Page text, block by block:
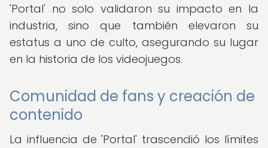
'Portal' no solo validaron su impacto en la
industria, sino que también elevaron su
estatus a uno de culto, asegurando su lugar
en la historia de los videojuegos.
Comunidad de fans y creación de
contenido
La influencia de 'Portal' trascendió los límites